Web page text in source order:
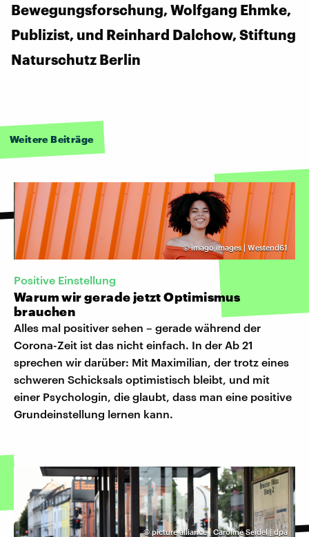
Bewegungsforschung, Wolfgang Ehmke,
Publizist, und Reinhard Dalchow, Stiftung
Naturschutz Berlin
Weitere Beiträge
©imago images | Westend61
Positive Einstellung
Warum wir gerade jetzt Optimismus
brauchen
Alles mal positiver sehen – gerade während der
Corona-Zeit ist das nicht einfach. In der Ab 21
sprechen wir darüber: Mit Maximilian, der trotz eines
schweren Schicksals optimistisch bleibt, und mit
einer Psychologin, die glaubt, dass man eine positive
Grundeinstellung lernen kann.
©picture alliance | Caroline Seidel | dpa